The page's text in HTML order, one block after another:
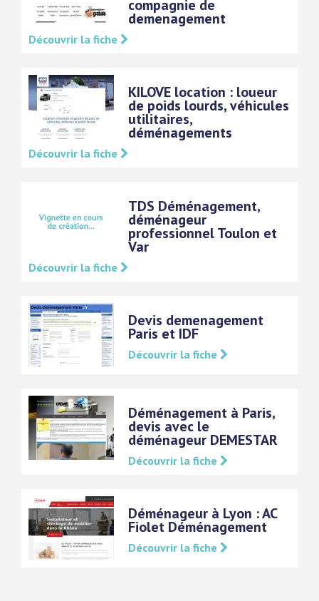
compagnie de
demenagement
Découvrir la fiche
KILOVE location : loueur
de poids lourds, véhicules
utilitaires,
déménagements
Découvrir la fiche
TDS Déménagement,
déménageur
professionnel Toulon et
Var
Découvrir la fiche
Devis demenagement
Paris et IDF
Découvrir la fiche
Déménagement à Paris,
devis avec le
déménageur DEMESTAR
Découvrir la fiche
Déménageur à Lyon : AC
Fiolet Déménagement
Découvrir la fiche